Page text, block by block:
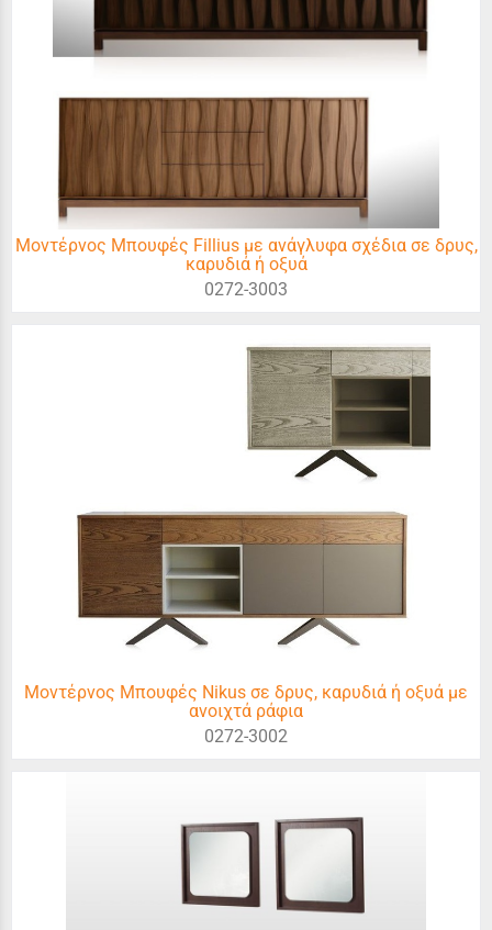
Μοντέρνος Μπουφές Fillius με ανάγλυφα σχέδια σε δρυς,
καρυδιά ή οξυά
0272-3003
Μοντέρνος Μπουφές Nikus σε δρυς, καρυδιά ή οξυά με
ανοιχτά ράφια
0272-3002